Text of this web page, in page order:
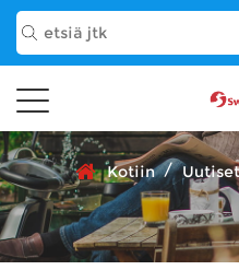
Kotiin / Uutiset